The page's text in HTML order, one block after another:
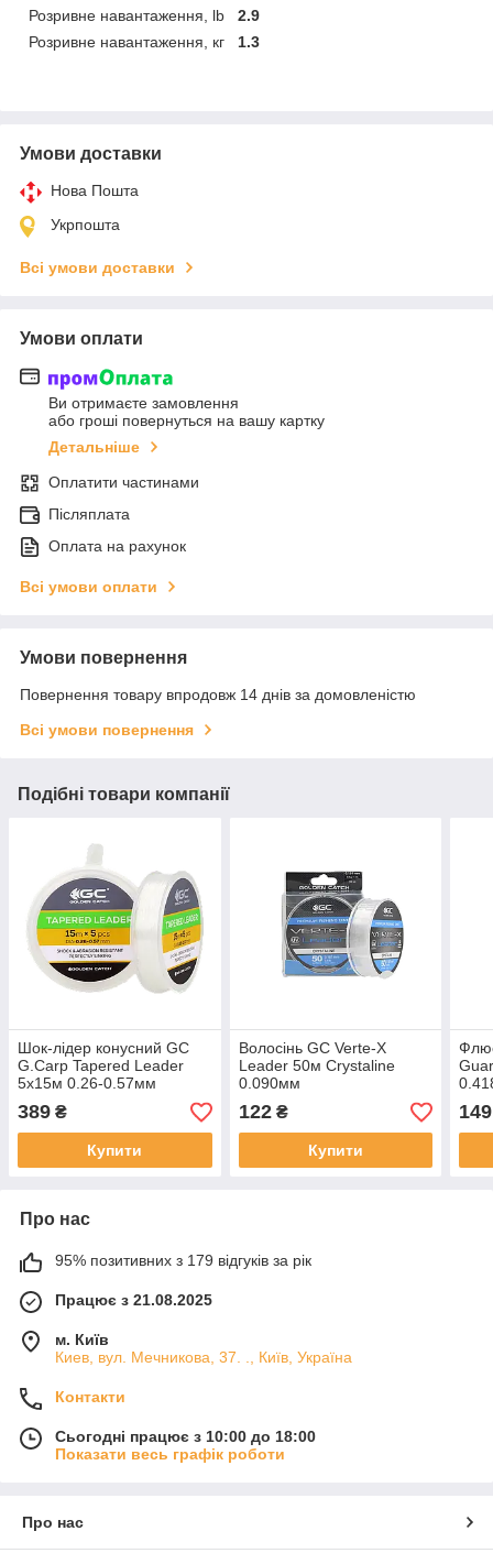
Розривне навантаження, lb
2.9
Розривне навантаження, кг
1.3
Умови доставки
Нова Пошта
Укрпошта
Всі умови доставки
Умови оплати
Ви отримаєте замовлення
або гроші повернуться на вашу картку
Детальніше
Оплатити частинами
Післяплата
Оплата на рахунок
Всі умови оплати
Умови повернення
Повернення товару впродовж 14 днів за домовленістю
Всі умови повернення
Подібні товари компанії
Шок-лідер конусний GC
G.Carp Tapered Leader
5x15м 0.26-0.57мм
389 ₴
Купити
Волосінь GC Verte-X
Leader 50м Crystaline
0.090мм
122₴
Купити
149
Про нас
95% позитивних з 179 відгуків за рік
Працює з 21.08.2025
м. Київ
Киев, вул. Мечникова, 37. ., Київ, Україна
Контакти
Сьогодні працює з 10:00 до 18:00
Показати весь графік роботи
Про нас